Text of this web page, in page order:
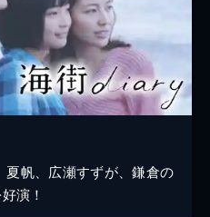
帆、広瀬すずが、鎌倉の
演！